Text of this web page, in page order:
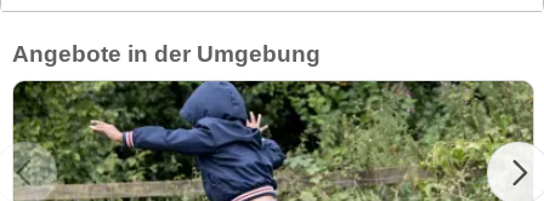
Angebote in der Umgebung